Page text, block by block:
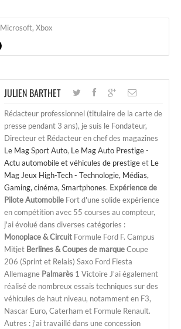
Microsoft, Xbox
JULIEN BARTHET
Rédacteur professionnel (titulaire de la carte de
presse pendant 3 ans), je suis le Fondateur,
Directeur et Rédacteur en chef des magazines
Le Mag Sport Auto, Le Mag Auto Prestige -
Actu automobile et véhicules de prestigeet Le
Mag Jeux High-Tech - Technologie, Médias,
Gaming, cinéma, Smartphones. Expérience de
Pilote Automobile Fort d'une solide expérience
en compétition avec 55 courses au compteur,
j'ai évolué dans diverses catégories :
Monoplace & Circuit Formule Ford F. Campus
Mitjet Berlines & Coupes de marqueCoupe
206 (Sprint et Relais) Saxo Ford Fiesta
Allemagne Palmarès 1 Victoire J'ai également
réalisé de nombreux essais techniques sur des
véhicules de haut niveau, notamment en F3,
Nascar Euro, Caterham et Formule Renault.
Autres : j'ai travaillé dans une concession